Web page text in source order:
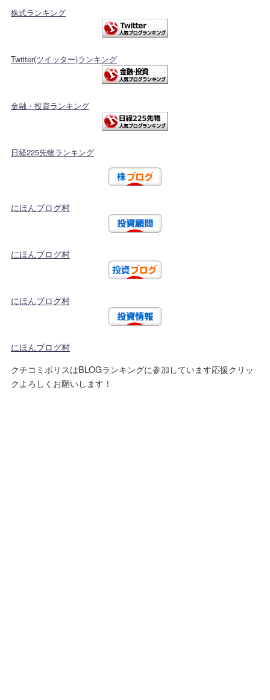
株式ランキング
Twitter(ツイッター)ランキング
金融・投資ランキング
日経225先物ランキング
にほんブログ村
にほんブログ村
にほんブログ村
にほんブログ村
クチコミポリスはBLOGランキングに参加しています応援クリッ
クよろしくお願いします！